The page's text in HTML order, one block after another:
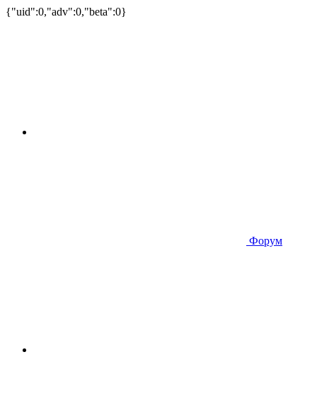
{"uid":0,"adv":0,"beta":0}
Форум